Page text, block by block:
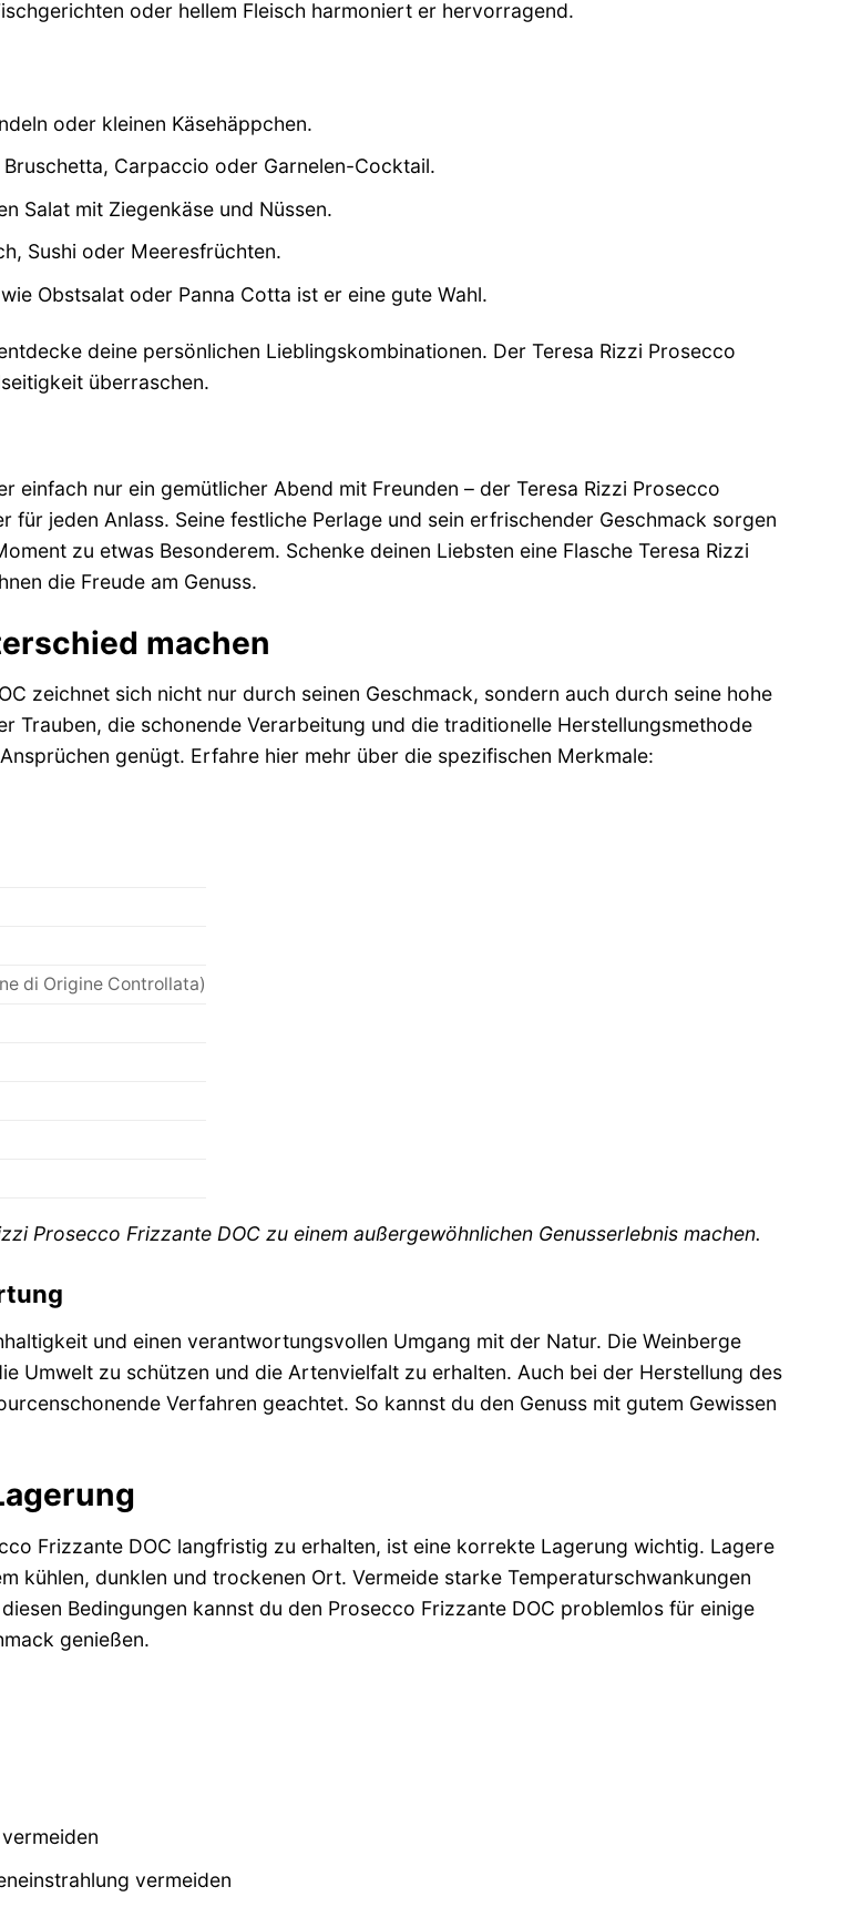
oder hellem Fleisch harmoniert er hervorragend.
oder kleinen Käsehäppchen.
Carpaccio oder Garnelen-Cocktail.
Salat mit Ziegenkäse und Nüssen.
Sushi oder Meeresfrüchten.
Obstsalat oder Panna Cotta ist er eine gute Wahl.
deine persönlichen Lieblingskombinationen. Der Teresa Rizzi Prosecco
überraschen.
einfach nur ein gemütlicher Abend mit Freunden – der Teresa Rizzi Prosecco
für jeden Anlass. Seine festliche Perlage und sein erfrischender Geschmack sorgen
zu etwas Besonderem. Schenke deinen Liebsten eine Flasche Teresa Rizzi
die Freude am Genuss.
machen
zeichnet sich nicht nur durch seinen Geschmack, sondern auch durch seine hohe
Trauben, die schonende Verarbeitung und die traditionelle Herstellungsmethode
genügt. Erfahre hier mehr über die spezifischen Merkmale:
di Origine Controllata)
Prosecco Frizzante DOC zu einem außergewöhnlichen Genusserlebnis machen.
und einen verantwortungsvollen Umgang mit der Natur. Die Weinberge
Umwelt zu schützen und die Artenvielfalt zu erhalten. Auch bei der Herstellung des
Verfahren geachtet. So kannst du den Genuss mit gutem Gewissen
Frizzante DOC langfristig zu erhalten, ist eine korrekte Lagerung wichtig. Lagere
kühlen, dunklen und trockenen Ort. Vermeide starke Temperaturschwankungen
Bedingungen kannst du den Prosecco Frizzante DOC problemlos für einige
genießen.
vermeiden